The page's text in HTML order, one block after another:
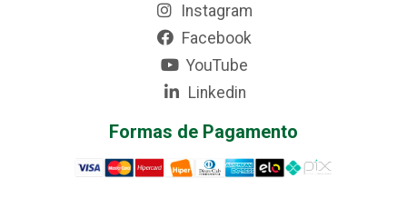
Instagram
Facebook
YouTube
Linkedin
Formas de Pagamento